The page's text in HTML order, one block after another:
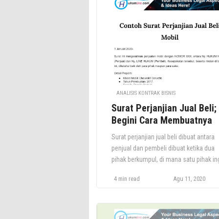
yang timbul dari suatu perikatan atau
garansi. Selanjutnya Hukum Jaminan
merupakan kaidah-kaidah hukum […]
ANALISIS KONTRAK BISNIS
Surat Perjanjian Jual Beli;
Begini Cara Membuatnya
Surat perjanjian jual beli dibuat antara
penjual dan pembeli dibuat ketika dua
pihak berkumpul, di mana satu pihak
lainnya ingin menjual sebagian dari
merupakan dokumen hukum yang
menguraikan ketentuan dan syarat
4 min read Agu 11, 2020